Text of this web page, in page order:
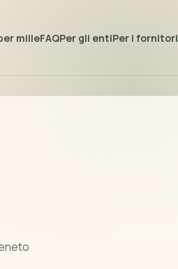
milleFAQPer gli entiPer i fornitori